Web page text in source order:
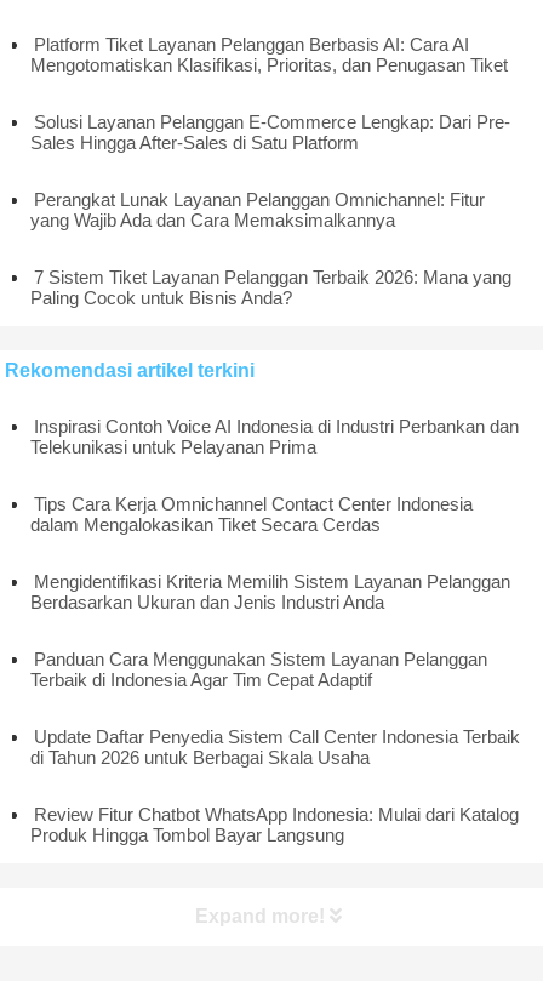
Platform Tiket Layanan Pelanggan Berbasis AI: Cara AI
Mengotomatiskan Klasifikasi, Prioritas, dan Penugasan Tiket
Solusi Layanan Pelanggan E-Commerce Lengkap: Dari Pre-
Sales Hingga After-Sales di Satu Platform
Perangkat Lunak Layanan Pelanggan Omnichannel: Fitur
yang Wajib Ada dan Cara Memaksimalkannya
7 Sistem Tiket Layanan Pelanggan Terbaik 2026: Mana yang
Paling Cocok untuk Bisnis Anda?
Rekomendasi artikel terkini
Inspirasi Contoh Voice AI Indonesia di Industri Perbankan dan
Telekunikasi untuk Pelayanan Prima
Tips Cara Kerja Omnichannel Contact Center Indonesia
dalam Mengalokasikan Tiket Secara Cerdas
Mengidentifikasi Kriteria Memilih Sistem Layanan Pelanggan
Berdasarkan Ukuran dan Jenis Industri Anda
Panduan Cara Menggunakan Sistem Layanan Pelanggan
Terbaik di Indonesia Agar Tim Cepat Adaptif
Update Daftar Penyedia Sistem Call Center Indonesia Terbaik
di Tahun 2026 untuk Berbagai Skala Usaha
Review Fitur Chatbot WhatsApp Indonesia: Mulai dari Katalog
Produk Hingga Tombol Bayar Langsung
Expand more!